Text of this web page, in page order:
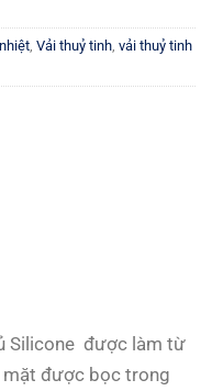
Vải thuỷ tinh vải thuỷ tinh
Silicone được làm từ
mặt được bọc trong